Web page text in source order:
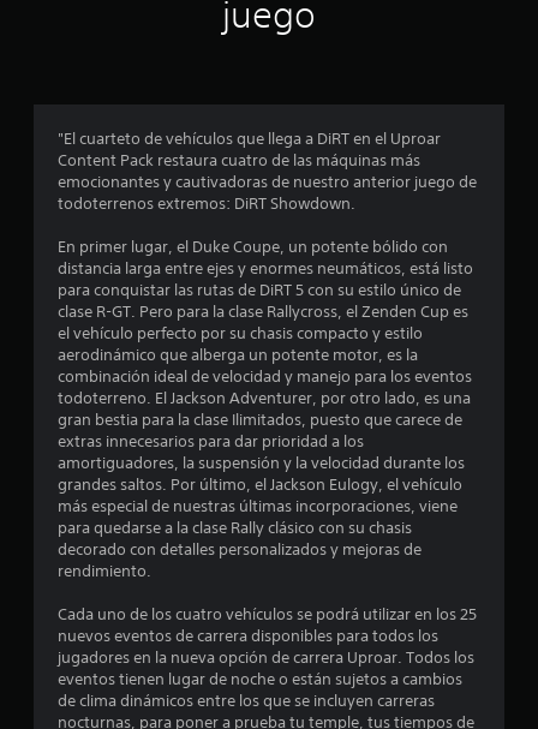
r
o
m
d
i
o
:
4
.
s
t
r
juego
"El cuarteto de vehículos que llega a DiRT en el Uproar
Content Pack restaura cuatro de las máquinas más
emocionantes y cautivadoras de nuestro anterior juego de
todoterrenos extremos: DiRT Showdown.
En primer lugar, el Duke Coupe, un potente bólido con
distancia larga entre ejes y enormes neumáticos, está listo
para conquistar las rutas de DiRT 5 con su estilo único de
clase R-GT. Pero para la clase Rallycross, el Zenden Cup es
el vehículo perfecto por su chasis compacto y estilo
aerodinámico que alberga un potente motor, es la
combinación ideal de velocidad y manejo para los eventos
todoterreno. El Jackson Adventurer, por otro lado, es una
gran bestia para la clase Ilimitados, puesto que carece de
extras innecesarios para dar prioridad a los
amortiguadores, la suspensión y la velocidad durante los
grandes saltos. Por último, el Jackson Eulogy, el vehículo
más especial de nuestras últimas incorporaciones, viene
para quedarse a la clase Rally clásico con su chasis
decorado con detalles personalizados y mejoras de
rendimiento.
Cada uno de los cuatro vehículos se podrá utilizar en los 25
nuevos eventos de carrera disponibles para todos los
jugadores en la nueva opción de carrera Uproar. Todos los
eventos tienen lugar de noche o están sujetos a cambios
de clima dinámicos entre los que se incluyen carreras
nocturnas, para poner a prueba tu temple, tus tiempos de